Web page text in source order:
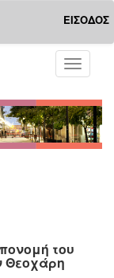
ΕΙΣΟΔΟΣ
Toggle
του
Θεοχάρη